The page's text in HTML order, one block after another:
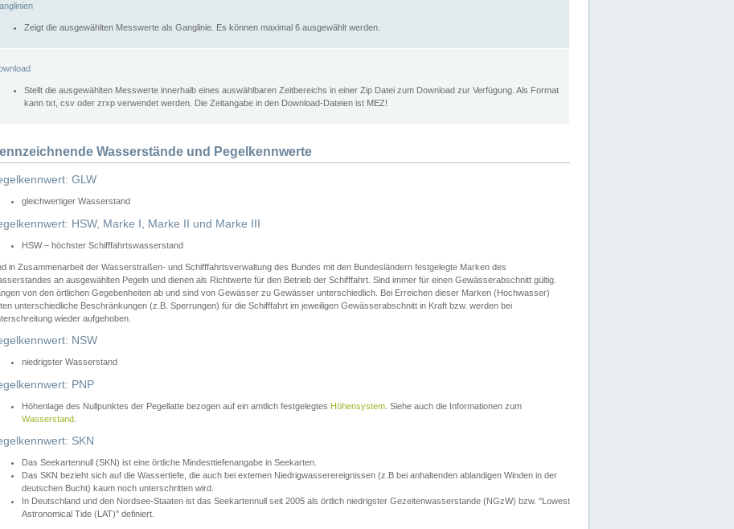
Zeigt die ausgewählten Messwerte als Ganglinie. Es können maximal 6 ausgewählt werden.
Stellt die ausgewählten Messwerte innerhalb eines auswählbaren Zeitbereichs in einer Zip Datei zum Download zur Verfügung. Als Format
kann txt, csv oder zrxp verwendet werden. Die Zeitangabe in den Download-Dateien ist MEZ!
Wasserstände und Pegelkennwerte
GLW
gleichwertiger Wasserstand
HSW, Marke I, Marke II und Marke III
HSW – höchster Schifffahrtswasserstand
in Zusammenarbeit der Wasserstraßen- und Schifffahrtsverwaltung des Bundes mit den Bundesländern festgelegte Marken des
an ausgewählten Pegeln und dienen als Richtwerte für den Betrieb der Schifffahrt. Sind immer für einen Gewässerabschnitt gültig.
von den örtlichen Gegebenheiten ab und sind von Gewässer zu Gewässer unterschiedlich. Bei Erreichen dieser Marken (Hochwasser)
unterschiedliche Beschränkungen (z.B. Sperrungen) für die Schifffahrt im jeweiligen Gewässerabschnitt in Kraft bzw. werden bei
wieder aufgehoben.
NSW
niedrigster Wasserstand
PNP
Höhenlage des Nullpunktes der Pegellatte bezogen auf ein amtlich festgelegtes Höhensystem . Siehe auch die Informationen zum
Wasserstand
SKN
Das Seekartennull (SKN) ist eine örtliche Mindesttiefenangabe in Seekarten.
Das SKN bezieht sich auf die Wassertiefe, die auch bei extemen Niedrigwasserereignissen (z.B bei anhaltenden ablandigen Winden in der
deutschen Bucht) kaum noch unterschritten wird.
In Deutschland und den Nordsee-Staaten ist das Seekartennull seit 2005 als örtlich niedrigster Gezeitenwasserstande (NGzW) bzw. "Lowest
Astronomical Tide (LAT)" definiert.